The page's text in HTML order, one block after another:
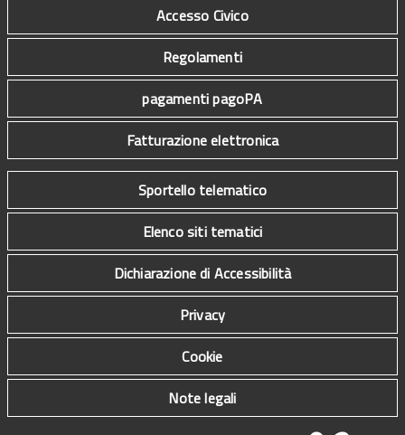
Accesso Civico
Regolamenti
pagamenti pagoPA
Fatturazione elettronica
Sportello telematico
Elenco siti tematici
Dichiarazione di Accessibilità
Privacy
Cookie
Note legali